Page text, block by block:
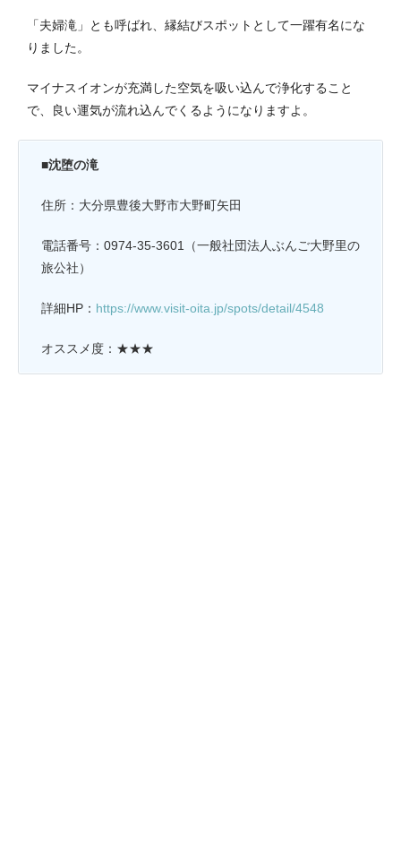
「夫婦滝」とも呼ばれ、縁結びスポットとして一躍有名にな
りました。
マイナスイオンが充満した空気を吸い込んで浄化すること
で、良い運気が流れ込んでくるようになりますよ。
■沈堕の滝
住所：大分県豊後大野市大野町矢田
電話番号：0974-35-3601（一般社団法人ぶんご大野里の
旅公社）
詳細HP： https://www.visit-oita.jp/spots/detail/4548
オススメ度：★★★